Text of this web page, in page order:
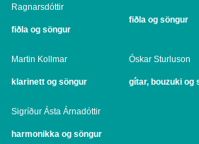
Ragnarsdóttir
fiðla og söngur
fiðla og söngur
Martin Kollmar
klarinett og söngur
Óskar Sturluson
gítar, bouzuki og
Sigríður Ásta Árnadóttir
harmonikka og söngur